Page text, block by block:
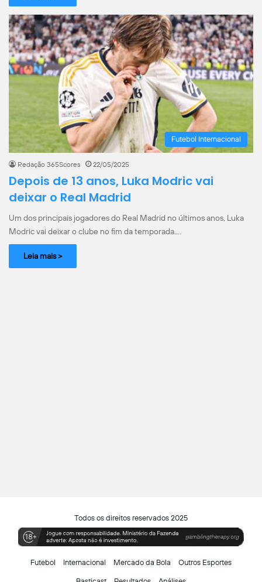
Futebol Internacional
Redação 365Scores 22/05/2025
Depois de 13 anos, Luka Modric vai
deixar o Real Madrid
Um dos principais jogadores do Real Madrid no últimos anos, Luka
Modric vai deixar o clube no fim da temporada.…
Leia mais >
Todos os direitos reservados 2025
Futebol Internacional Mercado da Bola Outros Esportes